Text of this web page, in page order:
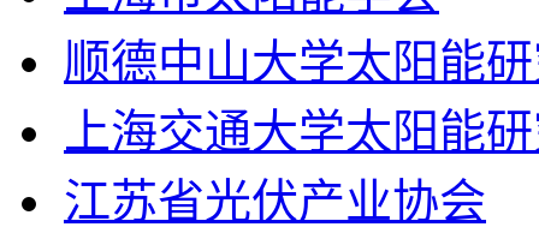
顺德中山大学太阳能
上海交通大学太阳能
江苏省光伏产业协会